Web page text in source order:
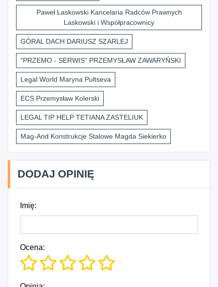
Paweł Laskowski Kancelaria Radców Prawnych
Laskowski i Współpracownicy
GÓRAL DACH DARIUSZ SZARLEJ
"PRZEMO - SERWIS" PRZEMYSŁAW ZAWARYŃSKI
Legal World Maryna Pultseva
ECS Przemysław Kolerski
LEGAL TIP HELP TETIANA ZASTELIUK
Mag-And Konstrukcje Stalowe Magda Siekierko
DODAJ OPINIĘ
Imię:
Ocena: